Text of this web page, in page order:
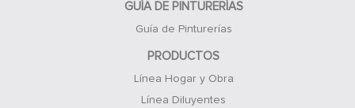
GUÍA DE PINTURERÍAS
Guía de Pinturerías
PRODUCTOS
Línea Hogar y Obra
Línea Diluyentes